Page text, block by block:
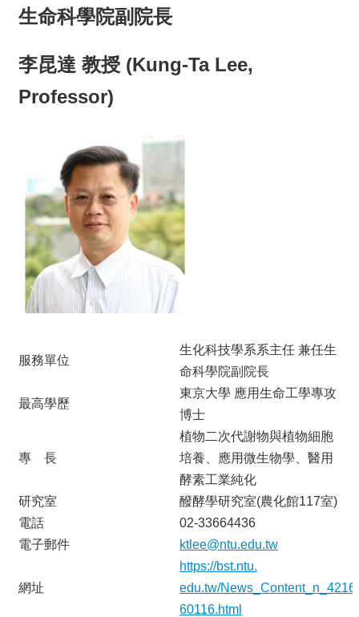
生命科學院副院長
李昆達 教授 (Kung-Ta Lee,
Professor)
服務單位
生化科技學系系主任 兼任生
命科學院副院長
最高學歷
東京大學 應用生命工學專攻
博士
專 長
植物二次代謝物與植物細胞
培養、應用微生物學、醫用
酵素工業純化
研究室
醱酵學研究室(農化館117室)
電話
02-33664436
電子郵件
ktlee@ntu.edu.tw
網址
https://bst.ntu.
edu.tw/
60116.html